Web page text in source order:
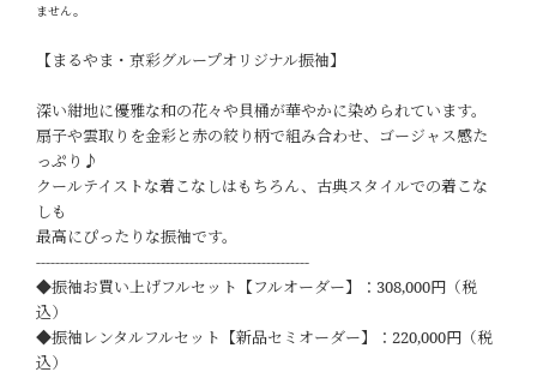
ません。
【まるやま・京彩グループオリジナル振袖】
深い紺地に優雅な和の花々や貝桶が華やかに染められています。
扇子や雲取りを金彩と赤の絞り柄で組み合わせ、ゴージャス感た
っぷり♪
クールテイストな着こなしはもちろん、古典スタイルでの着こな
しも
最高にぴったりな振袖です。
---------------------------------------------------------
◆振袖お買い上げフルセット【フルオーダー】：308,000円（税
込）
◆振袖レンタルフルセット【新品セミオーダー】：220,000円（税
込）